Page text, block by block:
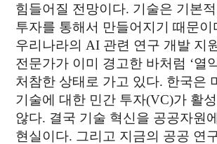
힘들어질 전망이다. 기술은 기본
투자를 통해서 만들어지기 때문이
우리나라의 AI 관련 연구 개발 지
전문가가 이미 경고한 바처럼 ‘열
처참한 상태로 가고 있다. 한국은
기술에 대한 민간 투자(VC)가 활
않다. 결국 기술 혁신을 공공자원
현실이다. 그리고 지금의 공공 연